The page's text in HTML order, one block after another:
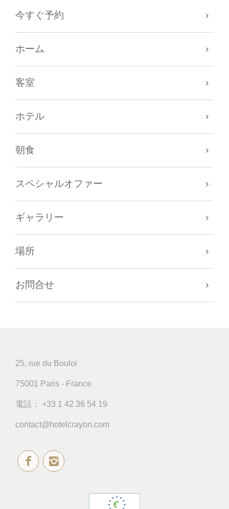
今すぐ予約
ホーム
客室
ホテル
朝食
スペシャルオファー
ギャラリー
場所
お問合せ
25, rue du Bouloi
75001 Paris - France
電話： +33 1 42 36 54 19
contact@hotelcrayon.com